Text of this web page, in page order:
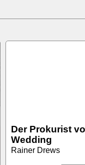
Der Prokurist
Wedding
Rainer Drews